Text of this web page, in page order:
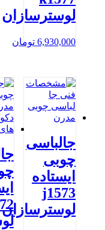
لوسترسازان
6,930,000 تومان
جالباسی
چوبی
ایستاده
j1573
لوسترسازان